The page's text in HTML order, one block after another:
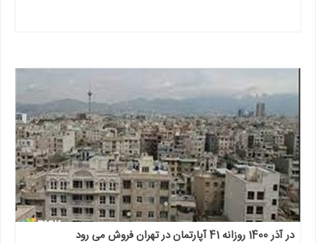
در آذر 1400 روزانه 41 آپارتمان در تهران فروش می رود